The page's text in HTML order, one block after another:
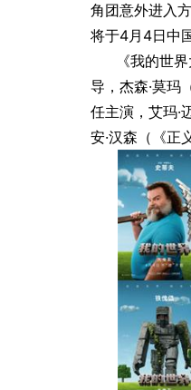
角团意外进入
将于4月4日中
《我的世
导，杰森·莫玛
任主演，艾玛·
安·汉森（《正
并存：DIKENI容系列